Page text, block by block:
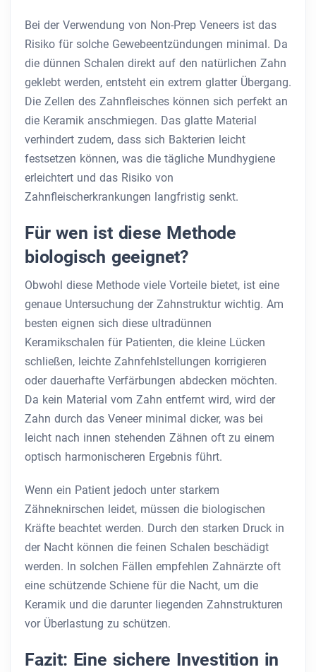
Bei der Verwendung von Non-Prep Veneers ist das
Risiko für solche Gewebeentzündungen minimal. Da
die dünnen Schalen direkt auf den natürlichen Zahn
geklebt werden, entsteht ein extrem glatter Übergang.
Die Zellen des Zahnfleisches können sich perfekt an
die Keramik anschmiegen. Das glatte Material
verhindert zudem, dass sich Bakterien leicht
festsetzen können, was die tägliche Mundhygiene
erleichtert und das Risiko von
Zahnfleischerkrankungen langfristig senkt.
Für wen ist diese Methode
biologisch geeignet?
Obwohl diese Methode viele Vorteile bietet, ist eine
genaue Untersuchung der Zahnstruktur wichtig. Am
besten eignen sich diese ultradünnen
Keramikschalen für Patienten, die kleine Lücken
schließen, leichte Zahnfehlstellungen korrigieren
oder dauerhafte Verfärbungen abdecken möchten.
Da kein Material vom Zahn entfernt wird, wird der
Zahn durch das Veneer minimal dicker, was bei
leicht nach innen stehenden Zähnen oft zu einem
optisch harmonischeren Ergebnis führt.
Wenn ein Patient jedoch unter starkem
Zähneknirschen leidet, müssen die biologischen
Kräfte beachtet werden. Durch den starken Druck in
der Nacht können die feinen Schalen beschädigt
werden. In solchen Fällen empfehlen Zahnärzte oft
eine schützende Schiene für die Nacht, um die
Keramik und die darunter liegenden Zahnstrukturen
vor Überlastung zu schützen.
Fazit: Eine sichere Investition in